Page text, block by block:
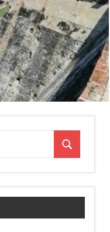
Suchen